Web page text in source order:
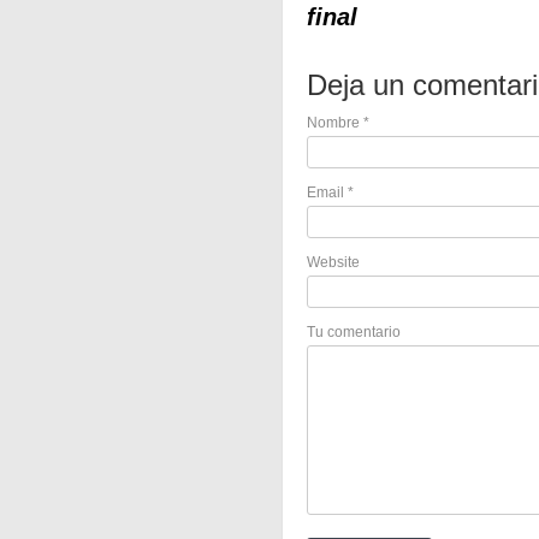
final
Deja un
Nombre *
Email *
Website
Tu comentario